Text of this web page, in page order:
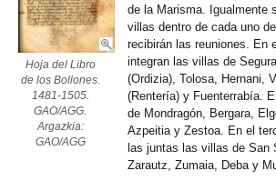
Hoja del Libro
de los Bollones.
1481-1505.
GAO/AGG.
Argazkia:
GAO/AGG
de la Marisma. Igualmente
villas dentro de cada uno
recibirán las reuniones. En
integran las villas de
(Ordizia), Tolosa, Hernani,
(Rentería) y Fuenterrabía.
de Mondragón, Bergara,
Azpeitia y Zestoa. En el
las juntas las villas de San
Zarautz, Zumaia, Deba y